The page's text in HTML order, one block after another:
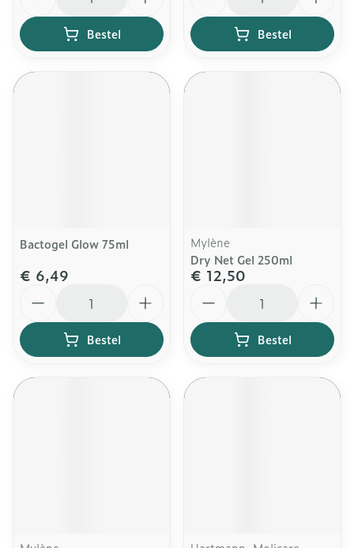
Bestel Bestel
Bactogel Glow 75ml
€ 6,49
Bestel
Mylène
Dry Net Gel 250ml
€ 12,50
Bestel